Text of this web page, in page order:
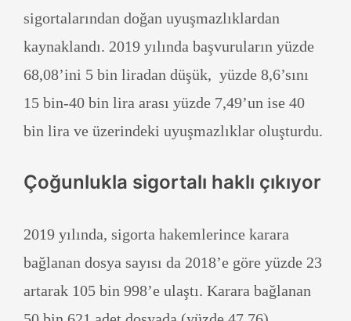
sigortalarından doğan uyuşmazlıklardan
kaynaklandı. 2019 yılında başvuruların yüzde
68,08’ini 5 bin liradan düşük, yüzde 8,6’sını
15 bin-40 bin lira arası yüzde 7,49’un ise 40
bin lira ve üzerindeki uyuşmazlıklar oluşturdu.
Çoğunlukla sigortalı haklı çıkıyor
2019 yılında, sigorta hakemlerince karara
bağlanan dosya sayısı da 2018’e göre yüzde 23
artarak 105 bin 998’e ulaştı. Karara bağlanan